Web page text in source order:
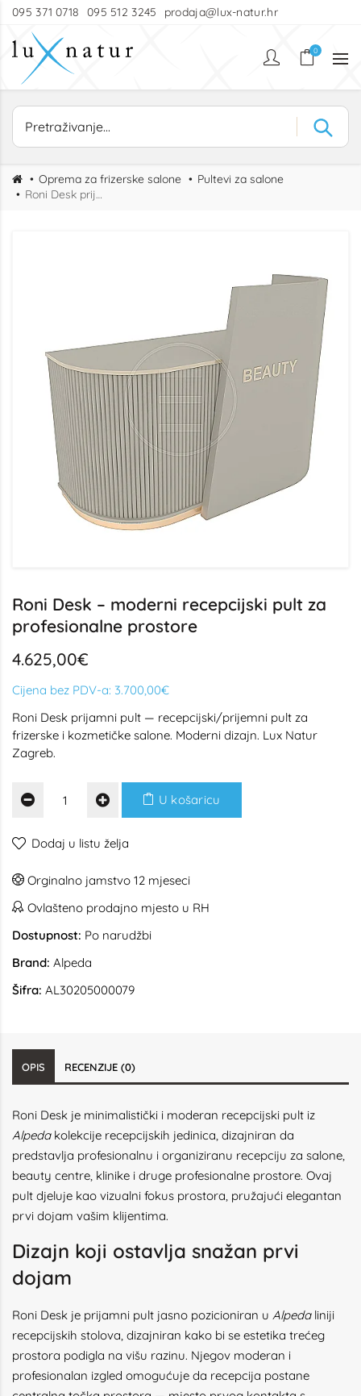
095 371 0718 095 512 3245 prodaja@lux-natur.hr
0
Oprema za frizerske salone
Pultevi za salone
Roni Desk prijamni pult
Roni Desk – moderni recepcijski pult za
profesionalne prostore
4.625,00€
Cijena bez PDV-a: 3.700,00€
Roni Desk prijamni pult — recepcijski/prijemni pult za
frizerske i kozmetičke salone. Moderni dizajn. Lux Natur
Zagreb.
U košaricu
Dodaj u listu želja
Orginalno jamstvo 12 mjeseci
Ovlašteno prodajno mjesto u RH
Dostupnost: Po narudžbi
Brand: Alpeda
Šifra: AL30205000079
OPIS RECENZIJE (0)
Roni Desk je minimalistički i moderan recepcijski pult iz
Alpedakolekcije recepcijskih jedinica, dizajniran da
predstavlja profesionalnu i organiziranu recepciju za salone,
beauty centre, klinike i druge profesionalne prostore. Ovaj
pult djeluje kao vizualni fokus prostora, pružajući elegantan
prvi dojam vašim klijentima.
Dizajn koji ostavlja snažan prvi
dojam
Roni Desk je prijamni pult jasno pozicioniran u Alpedaliniji
recepcijskih stolova, dizajniran kako bi se estetika trećeg
prostora podigla na višu razinu. Njegov moderan i
profesionalan izgled omogućuje da recepcija postane